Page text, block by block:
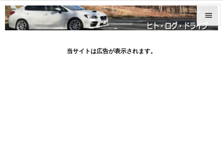

当サイトは広告が表示されます。